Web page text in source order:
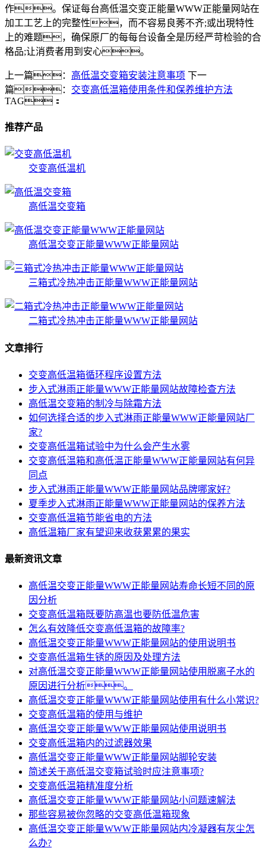
作。保证每台高低温交变正能量WWW正能量网站在
加工工艺上的完整性，而不容易良莠不齐;或出現特性
上的难题，确保原厂的每每台设备全是历经严苛检验的合
格品;让消费者用到安心。
上一篇： 高低温交变箱安装注意事项 下一
篇： 交变高低温箱使用条件和保养维护方法
TAG：
推荐产品
交变高低温机
高低温交变箱
高低温交变正能量WWW正能量网站
三箱式冷热冲击正能量WWW正能量网站
二箱式冷热冲击正能量WWW正能量网站
文章排行
交变高低温箱循环程序设置方法
步入式淋雨正能量WWW正能量网站故障检查方法
高低温交变箱的制冷与除霜方法
如何选择合适的步入式淋雨正能量WWW正能量网站厂
家?
交变高低温箱试验中为什么会产生水雾
交变高低温箱和高低温正能量WWW正能量网站有何异
同点
步入式淋雨正能量WWW正能量网站品牌哪家好?
夏季步入式淋雨正能量WWW正能量网站的保养方法
交变高低温箱节能省电的方法
高低温箱厂家有望迎来收获累累的果实
最新资讯文章
高低温交变正能量WWW正能量网站寿命长短不同的原
因分析
交变高低温箱既要防高温也要防低温危害
怎么有效降低交变高低温箱的故障率?
高低温交变正能量WWW正能量网站的使用说明书
交变高低温箱生锈的原因及处理方法
对高低温交变正能量WWW正能量网站使用脱离子水的
原因进行分析。
高低温交变正能量WWW正能量网站使用有什么小常识?
交变高低温箱的使用与维护
高低温交变正能量WWW正能量网站使用说明书
交变高低温箱内的过滤器效果
高低温交变正能量WWW正能量网站脚轮安装
简述关于高低温交变箱试验时应注意事项?
交变高低温箱精准度分析
高低温交变正能量WWW正能量网站小问题速解法
那些容易被你忽略的交变高低温箱现象
高低温交变正能量WWW正能量网站内冷凝器有灰尘怎
么办?